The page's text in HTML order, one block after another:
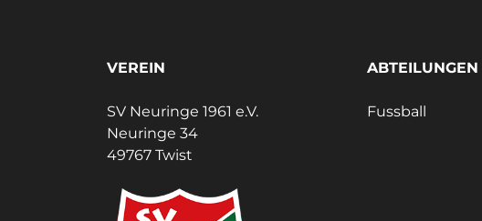
VEREIN
SV Neuringe 1961 e.V.
Neuringe 34
49767 Twist
ABTEILUNGEN
Fussball